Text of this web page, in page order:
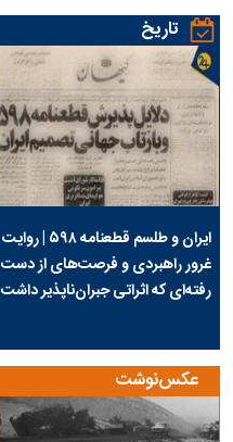
تاریخ
ایران و طلسم قطعنامه ۵۹۸ | روایت
غرور راهبردی و فرصت‌های از دست
رفته‌ای که اثراتی جبران‌ناپذیر داشت
عکس‌نوشت